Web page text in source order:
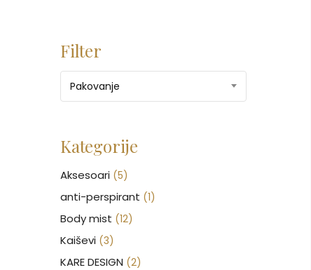
Filter
Pakovanje
Kategorije
Aksesoari (5)
anti-perspirant (1)
Body mist (12)
Kaiševi (3)
KARE DESIGN (2)